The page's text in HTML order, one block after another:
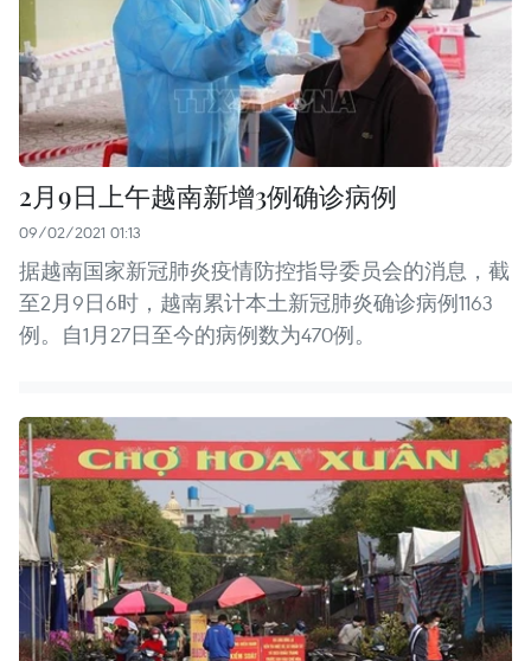
2月9日上午越南新增3例确诊病例
09/02/2021 01:13
据越南国家新冠肺炎疫情防控指导委员会的消息，截
至2月9日6时，越南累计本土新冠肺炎确诊病例1163
例。自1月27日至今的病例数为470例。